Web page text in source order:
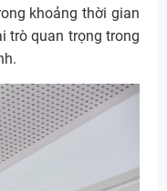
khoảng thời gian
trò quan trọng trong